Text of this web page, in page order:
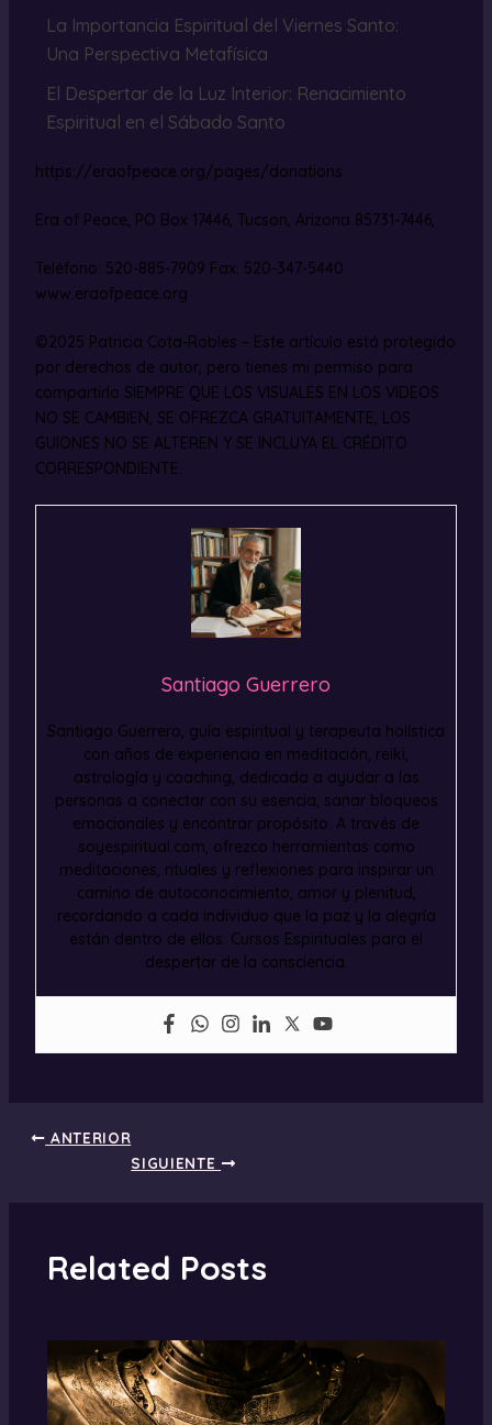
La Importancia Espiritual del Viernes Santo:
Una Perspectiva Metafísica
El Despertar de la Luz Interior: Renacimiento
Espiritual en el Sábado Santo
https://eraofpeace.org/pages/donations
Era of Peace, PO Box 17446, Tucson, Arizona 85731-7446,
Teléfono: 520-885-7909 Fax: 520-347-5440
www.eraofpeace.org
©2025 Patricia Cota-Robles – Este artículo está protegido
por derechos de autor, pero tienes mi permiso para
compartirlo SIEMPRE QUE LOS VISUALES EN LOS VIDEOS
NO SE CAMBIEN, SE OFREZCA GRATUITAMENTE, LOS
GUIONES NO SE ALTEREN Y SE INCLUYA EL CRÉDITO
CORRESPONDIENTE.
Santiago Guerrero
Santiago Guerrero, guía espiritual y terapeuta holística
con años de experiencia en meditación, reiki,
astrología y coaching, dedicada a ayudar a las
personas a conectar con su esencia, sanar bloqueos
emocionales y encontrar propósito. A través de
soyespiritual.com, ofrezco herramientas como
meditaciones, rituales y reflexiones para inspirar un
camino de autoconocimiento, amor y plenitud,
recordando a cada individuo que la paz y la alegría
están dentro de ellos. Cursos Espirituales para el
despertar de la consciencia.
ANTERIOR
SIGUIENTE
Related Posts